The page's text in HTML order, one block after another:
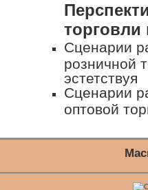
торговли
Сценарии
розничной
эстетствуя
Сценарии
оптовой